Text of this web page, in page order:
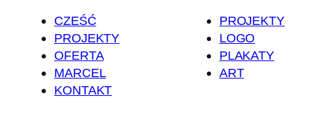
CZEŚĆ
PROJEKTY
OFERTA
MARCEL
KONTAKT
PROJEKTY
LOGO
PLAKATY
ART